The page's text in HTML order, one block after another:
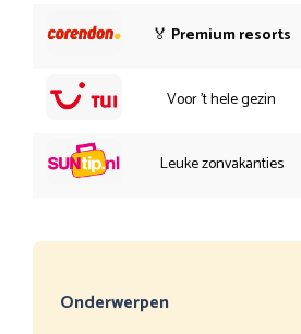
🏅 Premium resorts
Voor 't hele gezin
Leuke zonvakanties
Onderwerpen